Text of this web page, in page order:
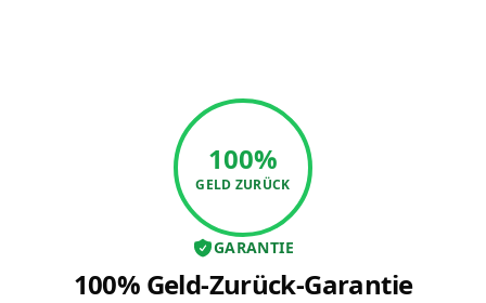
100%
GELD ZURÜCK
GARANTIE
100% Geld-Zurück-Garantie